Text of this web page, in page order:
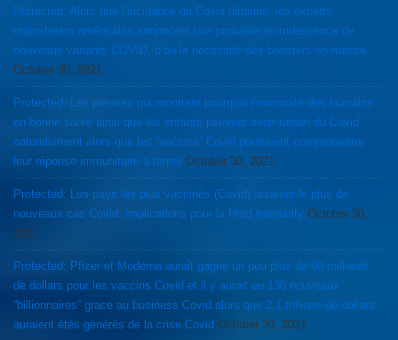
Protected: Alors que l’incidence du Covid diminue, les experts
mainstream américains annoncent une probable recrudescence de
nouveaux variants COVID, d’ou la nécessité des boosters en masse.
October 30, 2021
Protected: Les preuves qui montrent pourquoi l’immunité des humains
en bonne santé ainsi que les enfants peuvent avoir raison du Covid
naturellement alors que les “vaccins” Covid pourraient compromettre
leur réponse immunitaire à terme October 30, 2021
Protected: Les pays les plus vaccinés (Covid) auraient le plus de
nouveaux cas Covid: implications pour la Herd Immunity October 30,
2021
Protected: Pfizer et Moderna aurait gagné un peu plus de 90 milliards
de dollars pour les vaccins Covid et il y aurait eu 130 nouveaux
“billionnaires” grace au business Covid alors que 2.1 trillions de dollars
auraient étés générés de la crise Covid October 30, 2021